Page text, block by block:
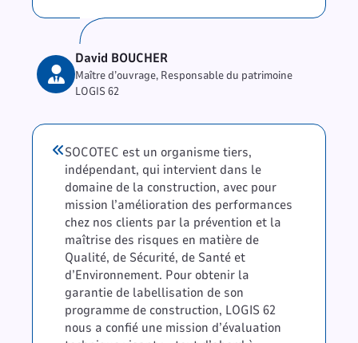
David BOUCHER
Maître d’ouvrage, Responsable du patrimoine
LOGIS 62
SOCOTEC est un organisme tiers,
indépendant, qui intervient dans le
domaine de la construction, avec pour
mission l’amélioration des performances
chez nos clients par la prévention et la
maîtrise des risques en matière de
Qualité, de Sécurité, de Santé et
d’Environnement. Pour obtenir la
garantie de labellisation de son
programme de construction, LOGIS 62
nous a confié une mission d’évaluation